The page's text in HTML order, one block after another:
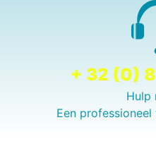
+ 32 (0)
Hulp
Een